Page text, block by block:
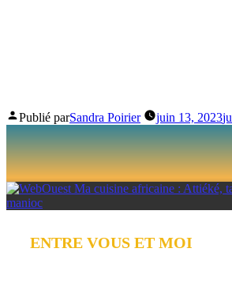
Publié parSandra Poirier juin 13, 2023
ENTRE VOUS ET MOI